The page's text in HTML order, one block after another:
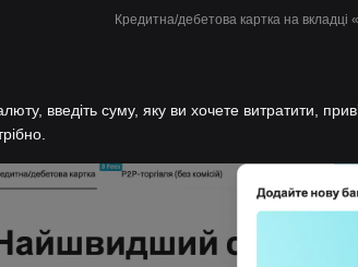
Кредитна/дебетова картка на вкладці
введіть суму, яку ви хочете витратити,